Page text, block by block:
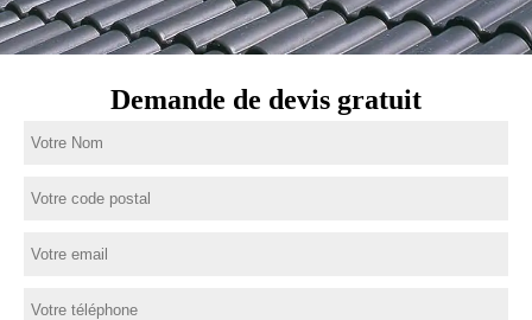
Demande de devis gratuit